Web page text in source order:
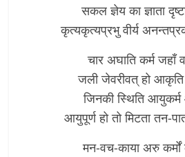
सकल ज्ञेय का ज्ञाता
कृत्यकृत्यप्रभु वीर्य
चार अघाति कर्म जहाँ
जली जेवरीवत् हो
जिनकी स्थिति
आयुपूर्ण हो तो मिटता तन-
मन-वच-काया अरु कर्मों